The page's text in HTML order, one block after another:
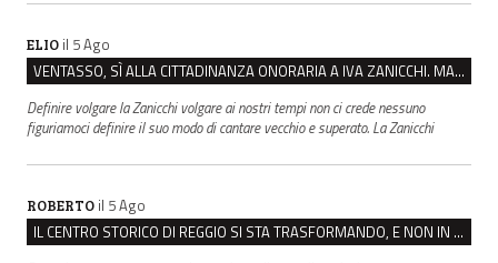
ELIO il 5 Ago
VENTASSO, SÌ ALLA CITTADINANZA ONORARIA A IVA ZANICCHI. MA BARGIACCHI: “È DI PESSIMO GUSTO”
Definire volgare la Zanicchi volgare ai nostri tempi non ci crede nessuno
figuriamoci definire il suo modo di cantare vecchio e superato. La Zanicchi
ROBERTO il 5 Ago
IL CENTRO STORICO DI REGGIO SI STA TRASFORMANDO, E NON IN MEGLIO